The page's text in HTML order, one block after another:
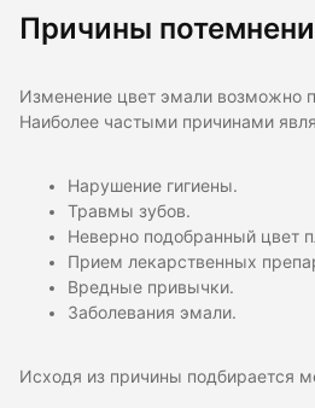
Причины
Изменение цвет эмали возможно
Наиболее частыми причинами
Нарушение гигиены.
Травмы зубов.
Неверно подобранный цвет
Прием лекарственных
Вредные привычки.
Заболевания эмали.
Исходя из причины подбирается